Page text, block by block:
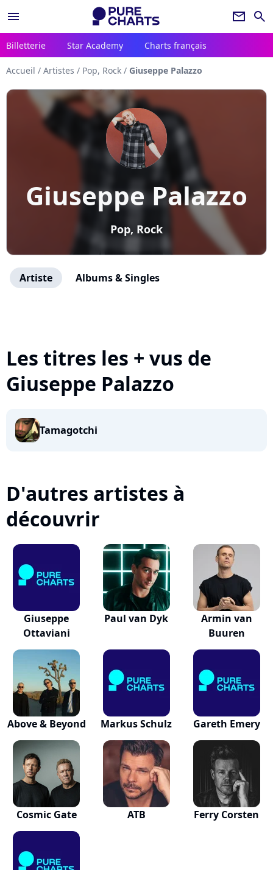
menu newsletter search
Billetterie Star Academy Charts français
Accueil / Artistes / Pop, Rock / Giuseppe Palazzo
Giuseppe Palazzo
Pop, Rock
Artiste Albums & Singles
Les titres les + vus de
Giuseppe Palazzo
Tamagotchi
D'autres artistes à
découvrir
Giuseppe
Ottaviani
Paul van Dyk
Armin van
Buuren
Above & Beyond Markus Schulz Gareth Emery
Cosmic Gate ATB Ferry Corsten